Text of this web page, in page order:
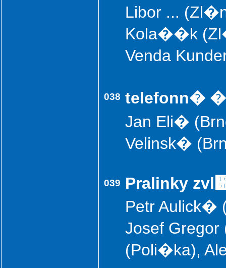
Libor ...
Kola��k
Venda
038 telefonn�
Jan Eli�
Velinsk�
039 Pralinky
Petr Aulick�
Josef
(Poli�ka),